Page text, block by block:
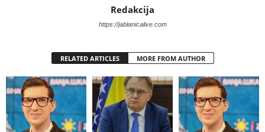
Redakcija
https://jablanicalive.com
RELATED ARTICLES MORE FROM AUTHOR